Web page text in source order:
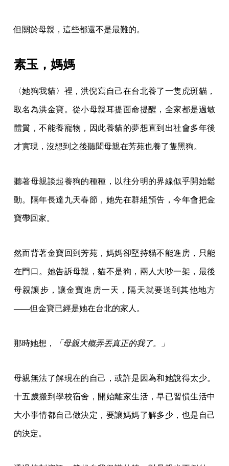
但關於母親，這些都還不是最難的。
素玉，媽媽
〈她狗我貓〉裡，洪倪寫自己在台北養了一隻虎斑貓，
取名為洪金寶。從小母親耳提面命提醒，全家都是過敏
體質，不能養寵物，因此養貓的夢想直到出社會多年後
才實現，沒想到之後聽聞母親在芳苑也養了隻黑狗。
聽著母親談起養狗的種種，以往分明的界線似乎開始鬆
動。隔年長達九天春節，她先在群組預告，今年會把金
寶帶回家。
然而背著金寶回到芳苑，媽媽卻堅持貓不能進房，只能
在門口。她告訴母親，貓不是狗，兩人大吵一架，最後
母親讓步，讓金寶進房一天，隔天就要送到其他地方
——但金寶已經是她在台北的家人。
那時她想， 「母親大概弄丟真正的我了。」
母親無法了解現在的自己，或許是因為和她說得太少。
十五歲搬到學校宿舍，開始離家生活，早已習慣生活中
大小事情都自己做決定，要讓媽媽了解多少，也是自己
的決定。